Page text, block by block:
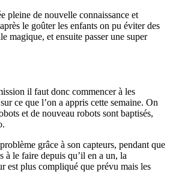
pleine de nouvelle connaissance et
le goûter les enfants on pu éviter des
magique, et ensuite passer une super
il faut donc commencer à les
ce que l’on a appris cette semaine. On
et de nouveau robots sont baptisés,
grâce à son capteurs, pendant que
à le faire depuis qu’il en a un, la
est plus compliqué que prévu mais les